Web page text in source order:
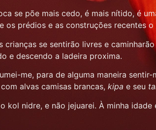
se põe mais cedo, é mais nítido, é
os prédios e as construções recentes o
crianças se sentirão livres e
e descendo a ladeira proxima.
me, para de alguma maneira
alvas camisas brancas, kipa e seu
kol nidre, e não jejuarei. À minha